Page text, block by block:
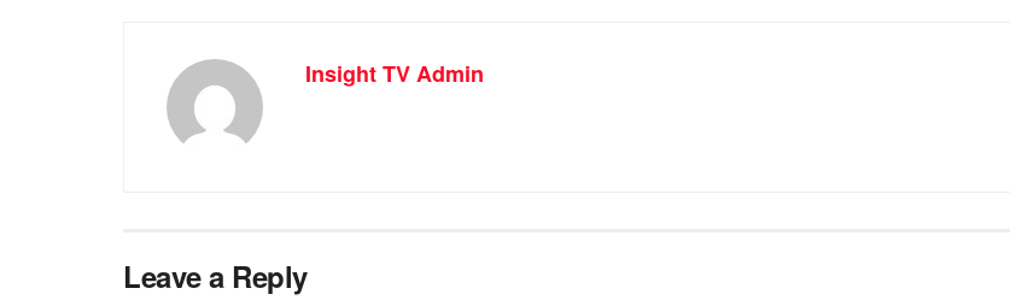
Insight TV Admin
Leave a Reply